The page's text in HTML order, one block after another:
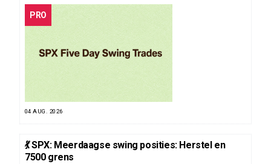
PRO
04 AUG. 2026
💃 SPX: Meerdaagse swing posities: Herstel en
7500 grens